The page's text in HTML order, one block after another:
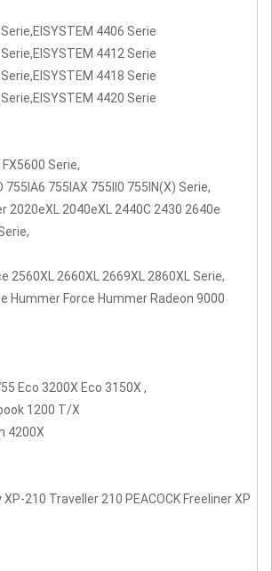
4406 Serie
4412 Serie
4418 Serie
4420 Serie
Serie,
755IA6 755IAX 755II0 755IN(X) Serie,
2020eXL 2040eXL 2440C 2430 2640e
2560XL 2660XL 2669XL 2860XL Serie,
Hummer Force Hummer Radeon 9000
Eco 3200X Eco 3150X ,
1200 T/X
4200X
XP-210 Traveller 210 PEACOCK Freeliner XP